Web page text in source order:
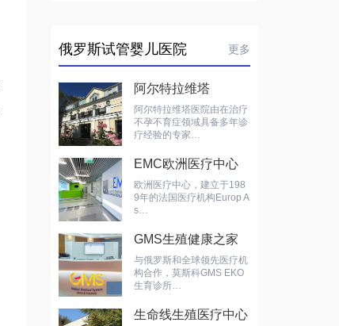
俄罗斯试管婴儿医院 更多
阿尔特拉维塔
阿尔特拉维塔医院由在治疗
不孕不育症领域具备多年诊
疗经验的专家…
EMC欧洲医疗中心
欧洲医疗中心，建立于198
9年的法国医疗机构Europ A
s…
GMS生殖健康之家
与俄罗斯和全球领先医疗机
构合作，莫斯科GMS EKO
生育诊所…
生命线生殖医疗中心